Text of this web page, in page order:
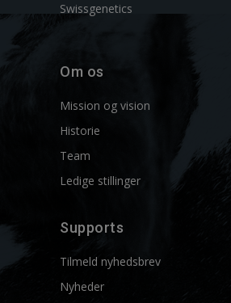
Swissgenetics
Om os
Mission og vision
Historie
Team
Ledige stillinger
Supports
Tilmeld nyhedsbrev
Nyheder